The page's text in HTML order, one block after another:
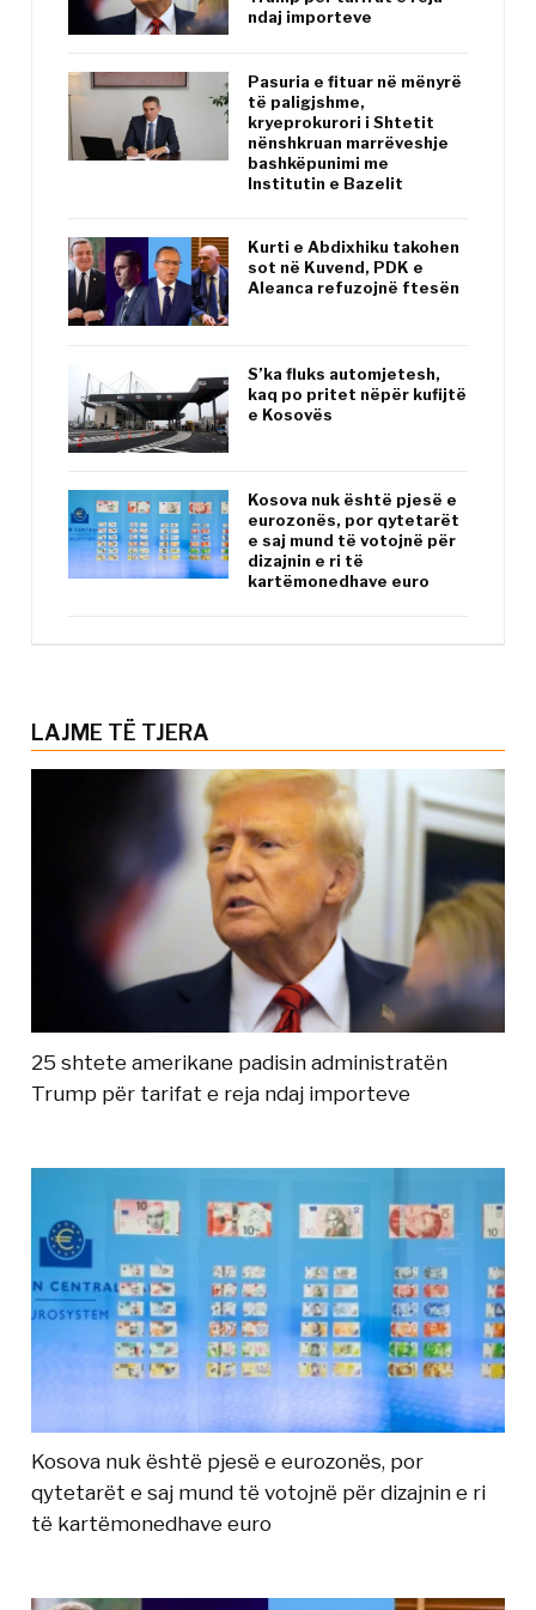
ndaj importeve
Pasuria e fituar në mënyrë
të paligjshme,
kryeprokurori i Shtetit
nënshkruan marrëveshje
bashkëpunimi me
Institutin e Bazelit
Kurti e Abdixhiku takohen
sot në Kuvend, PDK e
Aleanca refuzojnë ftesën
S’ka fluks automjetesh,
kaq po pritet nëpër kufijtë
e Kosovës
Kosova nuk është pjesë e
eurozonës, por qytetarët
e saj mund të votojnë për
dizajnin e ri të
kartëmonedhave euro
LAJME TË TJERA
25 shtete amerikane padisin administratën
Trump për tarifat e reja ndaj importeve
Kosova nuk është pjesë e eurozonës, por
qytetarët e saj mund të votojnë për dizajnin e ri
të kartëmonedhave euro